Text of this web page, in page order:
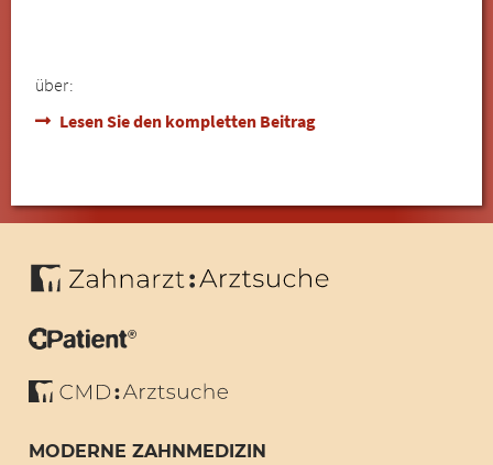
über:
Lesen Sie den kompletten Beitrag
MODERNE ZAHNMEDIZIN